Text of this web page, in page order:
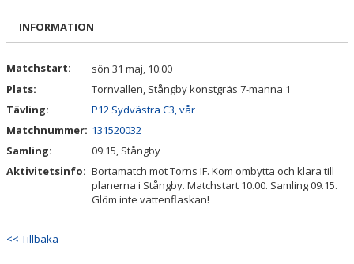
BESÖKARE
DOKUMENT
ÅRSKRÖNIKA
INFORMATION
Matchstart:
sön 31 maj, 10:00
Plats:
Tornvallen, Stångby konstgräs 7-manna 1
Tävling:
P12 Sydvästra C3, vår
Matchnummer: 131520032
Samling:
09:15, Stångby
Aktivitetsinfo: Bortamatch mot Torns IF. Kom ombytta och klara till
planerna i Stångby. Matchstart 10.00. Samling 09.15.
Glöm inte vattenflaskan!
<< Tillbaka